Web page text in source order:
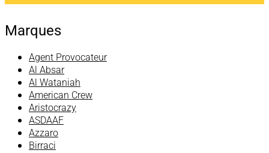
Marques
Agent Provocateur
Al Absar
Al Wataniah
American Crew
Aristocrazy
ASDAAF
Azzaro
Birraci